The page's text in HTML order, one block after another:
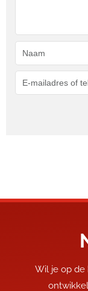
Wil je op de